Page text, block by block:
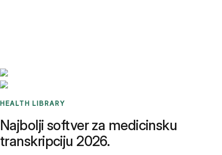
HEALTH LIBRARY
Najbolji softver za medicinsku
transkripciju 2026.